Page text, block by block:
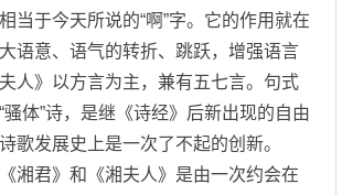
当于今天所说的“啊”字。它的作用就在
语意、语气的转折、跳跃，增强语言
人》以方言为主，兼有五七言。句式
骚体”诗，是继《诗经》后新出现的自由
歌发展史上是一次了不起的创新。
君》和《湘夫人》是由一次约会在